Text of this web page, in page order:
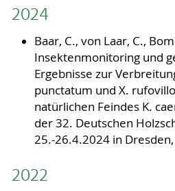
2024
Baar, C., von Laar, C.,
Insektenmonitoring und
Ergebnisse zur
punctatum und X.
natürlichen Feindes K.
der 32. Deutschen
25.-26.4.2024 in Dresden,
2022